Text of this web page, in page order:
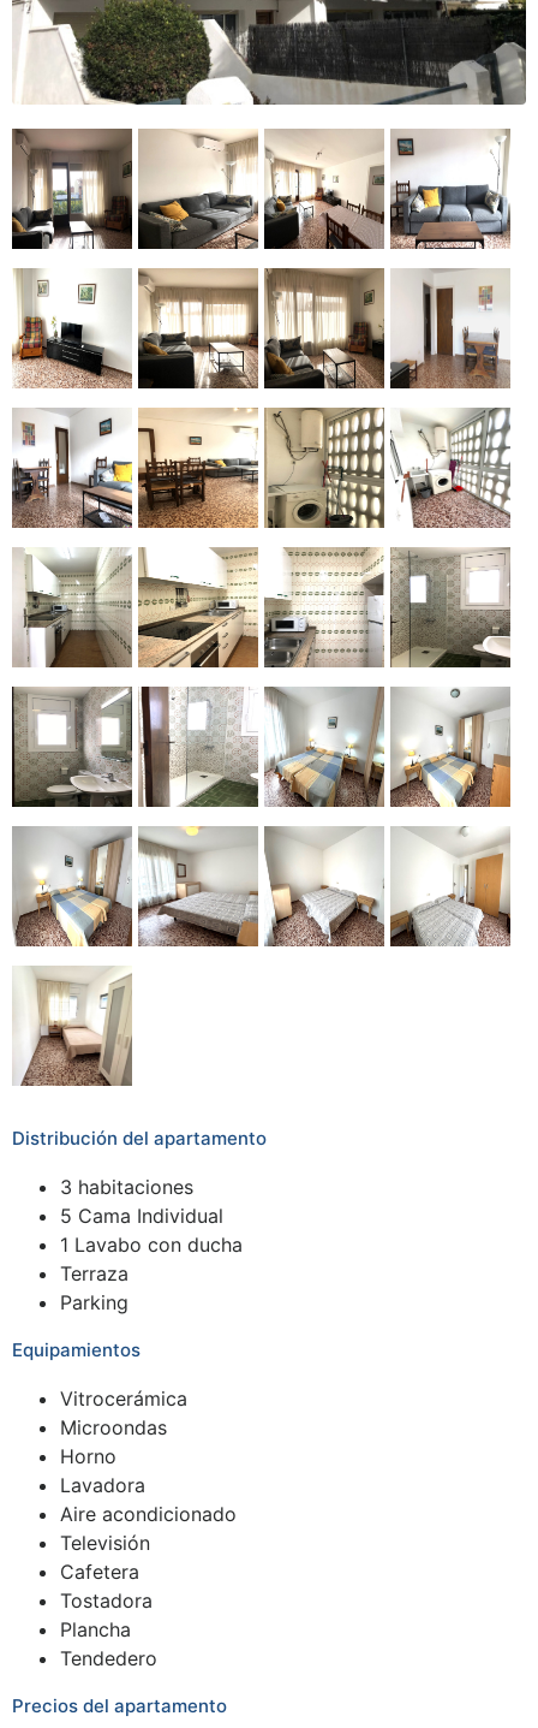
Distribución del apartamento
3 habitaciones
5 Cama Individual
1 Lavabo con ducha
Terraza
Parking
Equipamientos
Vitrocerámica
Microondas
Horno
Lavadora
Aire acondicionado
Televisión
Cafetera
Tostadora
Plancha
Tendedero
Precios del apartamento